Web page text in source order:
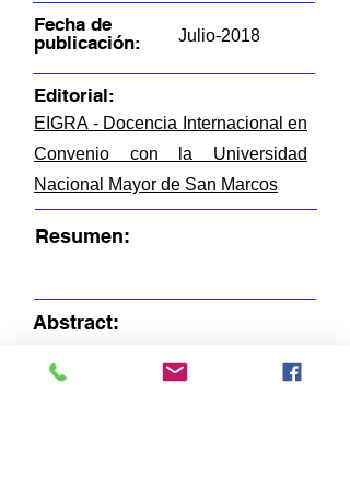
Fecha de
publicación:
Julio-2018
Editorial:
EIGRA - Docencia Internacional en
Convenio con la Universidad
Nacional Mayor de San Marcos
Resumen:
Abstract: